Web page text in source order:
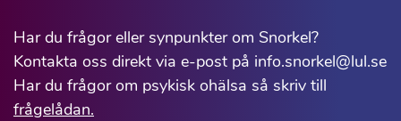
Har du frågor eller synpunkter om Snorkel?
Kontakta oss direkt via e-post på info.snorkel@lul.se
Har du frågor om psykisk ohälsa så skriv till
frågelådan.